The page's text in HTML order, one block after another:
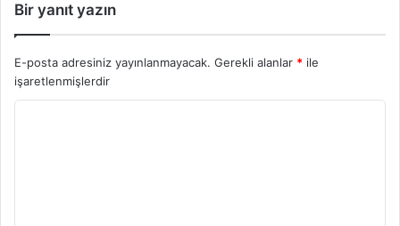
Bir yanıt yazın
E-posta adresiniz yayınlanmayacak. Gerekli alanlar * ile
işaretlenmişlerdir